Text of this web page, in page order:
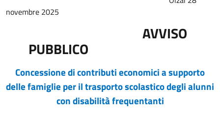
novembre 2025
AVVISO
PUBBLICO
Concessione di contributi economici a supporto
delle famiglie per il trasporto scolastico degli alunni
con disabilità frequentanti